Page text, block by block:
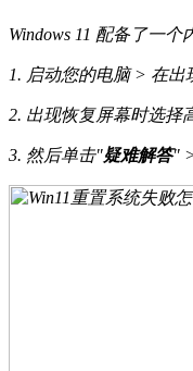
Windows 11 配备了一
1. 启动您的电脑 > 在出
2. 出现恢复屏幕时选择
3. 然后单击"疑难解答"